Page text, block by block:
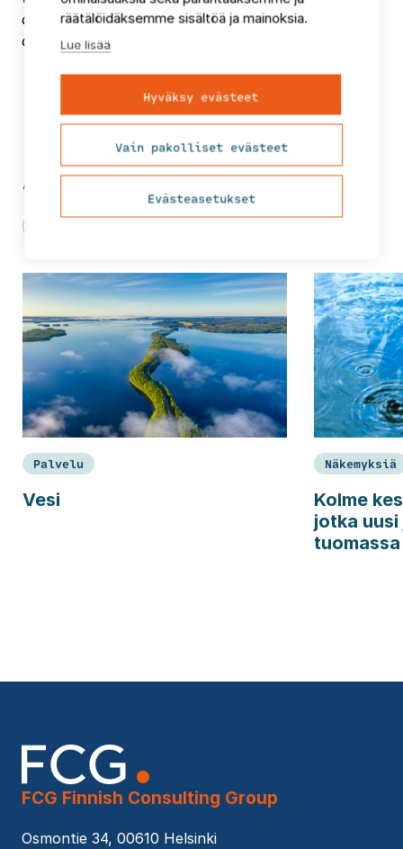
ajankohtaista tietoa eri toimialojen johdolle ja
asiantuntijoille.
Ajankohtaista tästä teemasta
Palvelu
Vesi
Näkemyksiä
Kolme
jotka
FCG Finnish Consulting Group
Osmontie 34, 00610 Helsinki
räätälöidäksemme sisältöä ja mainoksia.
Lue lisää
Hyväksy evästeet
Vain pakolliset evästeet
Evästeasetukset